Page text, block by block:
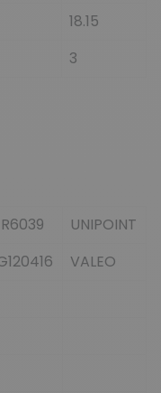
18.15
3
UNIPOINT
VALEO